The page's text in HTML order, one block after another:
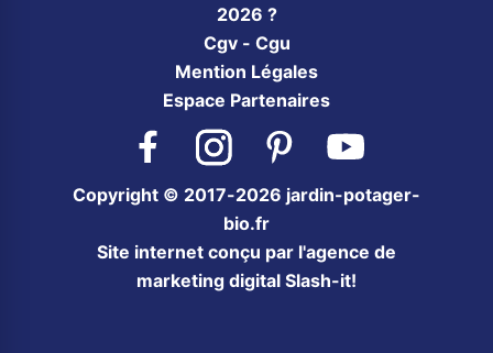
2026 ?
Cgv - Cgu
Mention Légales
Espace Partenaires
Facebook InstagramPinterest YouTube
Copyright © 2017-2026 jardin-potager-
bio.fr
Site internet conçu par l'agence de
marketing digital Slash-it!